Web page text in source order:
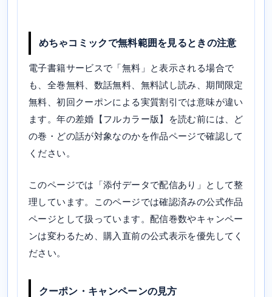
めちゃコミックで無料範囲を見るときの注意
電子書籍サービスで「無料」と表示される場合で
も、全巻無料、数話無料、無料試し読み、期間限定
無料、初回クーポンによる実質割引では意味が違い
ます。年の差婚【フルカラー版】を読む前には、ど
の巻・どの話が対象なのかを作品ページで確認して
ください。
このページでは「添付データで配信あり」として整
理しています。このページでは確認済みの公式作品
ページとして扱っています。配信巻数やキャンペー
ンは変わるため、購入直前の公式表示を優先してく
ださい。
クーポン・キャンペーンの見方